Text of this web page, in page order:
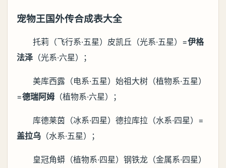
宠物王国外传合成表大全
托莉（飞行系·五星）皮凯丘（光系·五星）=伊格
法泽 （光系·六星）；
美库西露（电系·五星）始祖大树（植物系·五星）
=德瑞阿姆 （植物系·六星）；
库德莱茵（冰系·四星）德拉库拉（水系·四星）=
盖拉乌 （水系·五星）；
皇冠角蟒（植物系·四星）钢铁龙（金属系·四星）